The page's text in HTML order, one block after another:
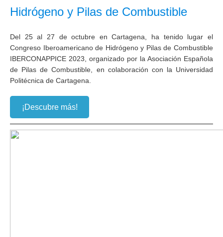
Hidrógeno y Pilas de Combustible
Del 25 al 27 de octubre en Cartagena, ha tenido lugar el
Congreso Iberoamericano de Hidrógeno y Pilas de Combustible
IBERCONAPPICE 2023, organizado por la Asociación Española
de Pilas de Combustible,
en colaboración con la Universidad
Politécnica de Cartagena
¡Descubre más!